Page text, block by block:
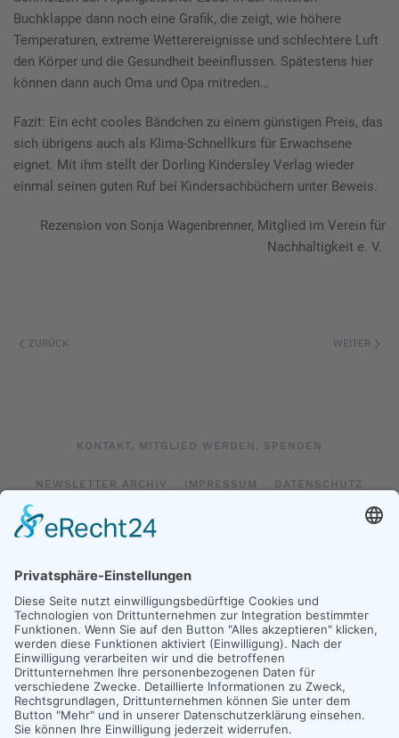
Buchklappe dann noch eine Grafik, die zeigt, wie höhere
Temperaturen, extreme Wetterereignisse und schlechtere Luft
den Körper und die Gesundheit beeinflussen. Spätestens hier
können dann auch Oma und Opa mitreden…
Fazit: Ein echt cooles Bändchen zu einem günstigen Preis, das
sich übrigens auch als Klima-Schnellkurs für Erwachsene
eignet. Mit ihm stellt der Dorling Kindersley Verlag wieder
einmal seinen guten Ruf bei Kindersachbüchern unter Beweis.
Rezension von Sonja Wagenbrenner, Mitglied im Verein für
Nachhaltigkeit e. V.
ZURÜCK WEITER
KONTAKT, MITGLIED WERDEN, SPENDEN
NEWSLETTER ARCHIV IMPRESSUM DATENSCHUTZ
LOGIN IMPRESSUM SOCIAL MEDIA